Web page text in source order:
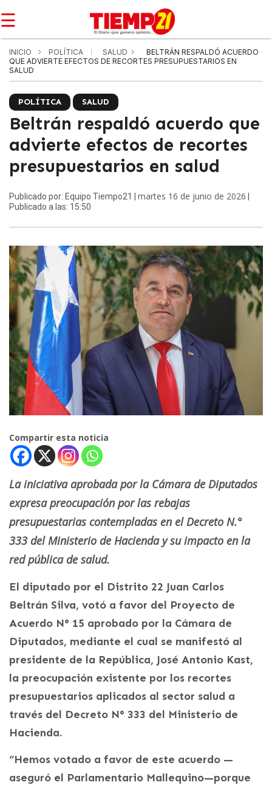
☰
INICIO POLÍTICA SALUD
BELTRÁN RESPALDÓ ACUERDO
QUE ADVIERTE EFECTOS DE RECORTES PRESUPUESTARIOS EN
SALUD
POLÍTICA SALUD
Beltrán respaldó acuerdo que
advierte efectos de recortes
presupuestarios en salud
Publicado por: Equipo Tiempo21 | martes 16 de junio de 2026
Publicado a las: 15:50
Compartir esta noticia
La iniciativa aprobada por la Cámara de Diputados
expresa preocupación por las rebajas
presupuestarias contempladas en el Decreto N.°
333 del Ministerio de Hacienda y su impacto en la
red pública de salud.
El diputado por el Distrito 22 Juan Carlos
Beltrán Silva, votó a favor del Proyecto de
Acuerdo N° 15 aprobado por la Cámara de
Diputados, mediante el cual se manifestó al
presidente de la República, José Antonio Kast,
la preocupación existente por los recortes
presupuestarios aplicados al sector salud a
través del Decreto N° 333 del Ministerio de
Hacienda.
“Hemos votado a favor de este acuerdo —
aseguró el Parlamentario Mallequino—porque